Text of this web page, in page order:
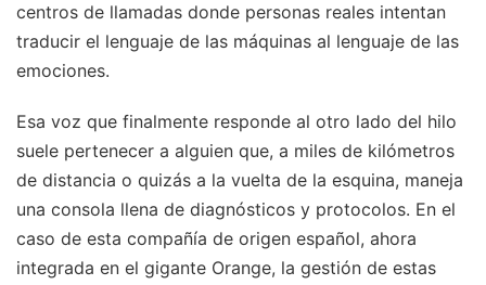
centros de llamadas donde personas reales intentan
traducir el lenguaje de las máquinas al lenguaje de las
emociones.
Esa voz que finalmente responde al otro lado del hilo
suele pertenecer a alguien que, a miles de kilómetros
de distancia o quizás a la vuelta de la esquina, maneja
una consola llena de diagnósticos y protocolos. En el
caso de esta compañía de origen español, ahora
integrada en el gigante Orange, la gestión de estas